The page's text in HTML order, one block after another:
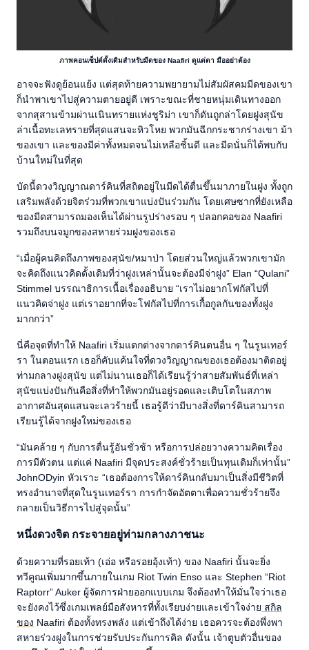
ภาพคอนเซ็ปต์ดั้งเดิมสำหรับมีดของ Naafiri ดูแต่ตา มืออย่าต้อง
อาจจะฟังดูย้อนแย้ง แต่สุดท้ายความพยายามไม่สัมผัสคมมีดของเขา
ก็นำพาเขาไปสู่ความตายอยู่ดี เพราะขณะที่ชายหนุ่มเดินทางออก
จากสุสานข้ามผ่านเนินทรายแห่งชูริม่า เขาก็ดันถูกล่าโดยฝูงสุนัข
ล่าเนื้อทะเลทรายที่สุดแสนจะหิวโหย พวกมันฉีกกระชากร่างเขา ม้า
ของเขา และของมีค่าทั้งหมดจนไม่เหลือชิ้นดี และมีดนั่นก็ได้พบกับ
บ้านใหม่ในที่สุด
บัดนี้ดวงวิญญาณดาร์คินที่สถิตอยู่ในมีดได้ตื่นขึ้นมาภายในฝูง ทั้งถูก
เสริมพลังด้วยจิตร่วมที่พวกเขาแบ่งปันร่วมกัน โดยเศษซากที่ยังเหลือ
ของมีดสามารถมองเห็นได้ผ่านรูปร่างรอบ ๆ ปลอกคอของ Naafiri
รวมถึงบนจมูกของสหายร่วมฝูงของเธอ
“เมื่อผู้คนคิดถึงภาพของสุนัข/หมาป่า โดยส่วนใหญ่แล้วพวกเขามัก
จะคิดถึงแนวคิดดั้งเดิมที่ว่าฝูงเหล่านั้นจะต้องมีจ่าฝูง” Elan “Qulani”
Stimmel บรรณาธิการเนื้อเรื่องอธิบาย “เราไม่อยากโฟกัสไปที่
แนวคิดจ่าฝูง แต่เราอยากที่จะโฟกัสไปที่การเกื้อกูลกันของทั้งฝูง
มากกว่า”
นี่คือจุดที่ทำให้ Naafiri เริ่มแตกต่างจากดาร์คินตนอื่น ๆ ในรูนเทอร์
รา ในตอนแรก เธอก็คับแค้นใจที่ดวงวิญญาณของเธอต้องมาติดอยู่
ท่ามกลางฝูงสุนัข แต่ไม่นานเธอก็ได้เรียนรู้ว่าสายสัมพันธ์ที่เหล่า
สุนัขแบ่งปันกันคือสิ่งที่ทำให้พวกมันอยู่รอดและเติบโตในสภาพ
อากาศอันสุดแสนจะเลวร้ายนี้ เธอรู้ดีว่ามีบางสิ่งที่ดาร์คินสามารถ
เรียนรู้ได้จากฝูงใหม่ของเธอ
“มันคล้าย ๆ กับการตื่นรู้อันชั่วช้า หรือการปล่อยวางความคิดเรื่อง
การมีตัวตน แต่แค่ Naafiri มีจุดประสงค์ชั่วร้ายเป็นทุนเดิมก็เท่านั้น”
JohnODyin หัวเราะ “เธอต้องการให้ดาร์คินกลับมาเป็นสิ่งมีชีวิตที่
ทรงอำนาจที่สุดในรูนเทอร์รา การกำจัดอัตตาเพื่อความชั่วร้ายจึง
กลายเป็นวิธีการไปสู่จุดนั้น”
หนึ่งดวงจิต กระจายอยู่ท่ามกลางภาชนะ
ด้วยความที่รอยเท้า (เอ่อ หรือรอยอุ้งเท้า) ของ Naafiri นั้นจะยิ่ง
ทวีคูณเพิ่มมากขึ้นภายในเกม Riot Twin Enso และ Stephen “Riot
Raptorr” Auker ผู้จัดการฝ่ายออกแบบเกม จึงต้องทำให้มั่นใจว่าเธอ
จะยังคงไว้ซึ่งเกมเพลย์มือสังหารที่ทั้งเรียบง่ายและเข้าใจง่าย สกิล
ของ Naafiri ต้องทั้งทรงพลัง แต่เข้าถึงได้ง่าย เธอควรจะต้องพึ่งพา
สหายร่วงฝูงในการช่วยรับประกันการคิล ดังนั้น เจ้าตูบตัวอื่นของ